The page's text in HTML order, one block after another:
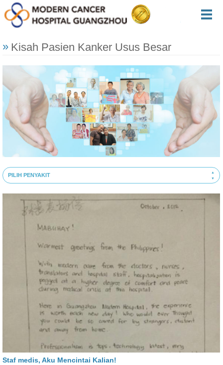
Kisah Pasien Kanker Usus Besar
PILIH PENYAKIT
Staf medis, Aku Mencintai Kalian!